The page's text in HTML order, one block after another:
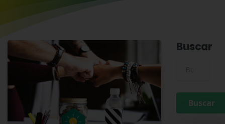
Buscar